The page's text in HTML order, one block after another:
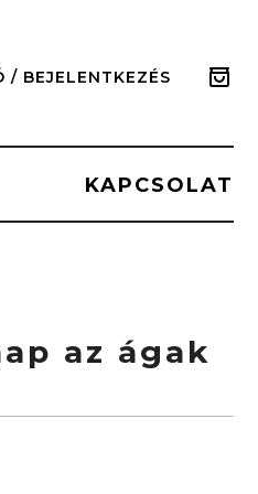
/ BEJELENTKEZÉS
KAPCSOLAT
az ágak